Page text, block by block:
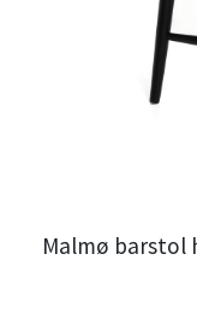
Malmø barstol